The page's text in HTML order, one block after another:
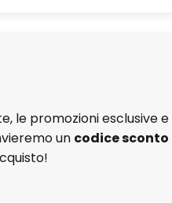
le promozioni esclusive e
un codice sconto